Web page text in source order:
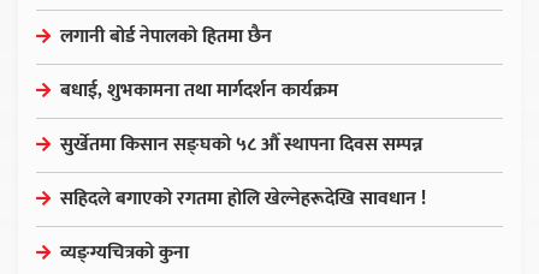
लगानी बोर्ड नेपालको हितमा छैन
बधाई, शुभकामना तथा मार्गदर्शन कार्यक्रम
सुर्खेतमा किसान सङ्घको ५८ औँ स्थापना दिवस सम्पन्न
सहिदले बगाएको रगतमा होलि खेल्नेहरूदेखि सावधान !
व्यङ्ग्यचित्रको कुना